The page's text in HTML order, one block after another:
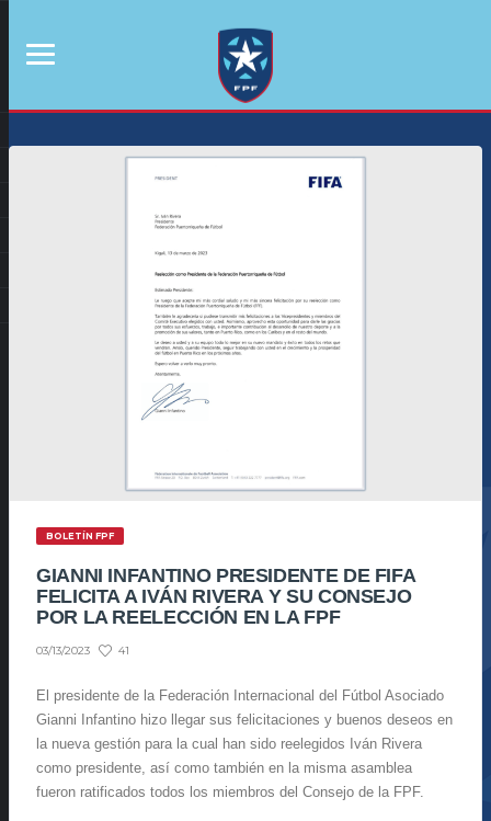
BOLETÍN FPF
GIANNI INFANTINO PRESIDENTE DE FIFA
FELICITA A IVÁN RIVERA Y SU CONSEJO
POR LA REELECCIÓN EN LA FPF
03/13/2023 41
El presidente de la Federación Internacional del Fútbol Asociado
Gianni Infantino hizo llegar sus felicitaciones y buenos deseos en
la nueva gestión para la cual han sido reelegidos Iván Rivera
como presidente, así como también en la misma asamblea
fueron ratificados todos los miembros del Consejo de la FPF.